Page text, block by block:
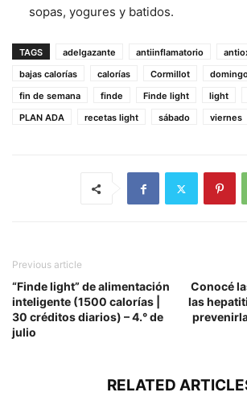
sopas, yogures y batidos.
TAGS adelgazante antiinflamatorio
bajas calorías
calorías Cormillot
fin de semana
finde Finde light light
PLAN ADA
recetas light sábado viernes
Previous article
“Finde light” de alimentación
inteligente (1500 calorías |
30 créditos diarios) – 4.° de
julio
Conocé
las
RELATED